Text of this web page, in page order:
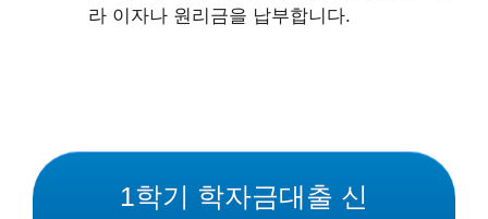
라 이자나 원리금을 납부합니다.
1학기 학자금대출 신